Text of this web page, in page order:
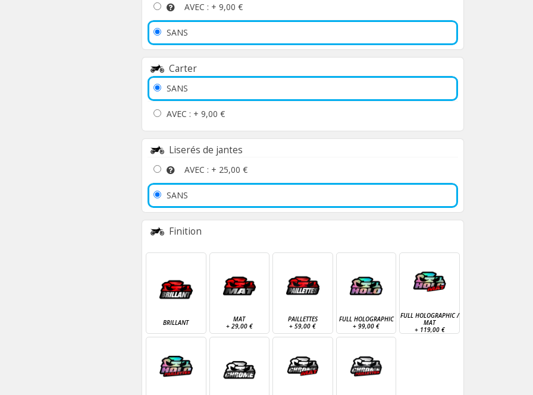
AVEC : + 9,00 €
SANS
Carter
SANS
AVEC : + 9,00 €
Liserés de jantes
AVEC : + 25,00 €
SANS
Finition
BRILLANT
MAT
+ 29,00 €
PAILLETTES
+59,00 €
FULL HOLOGRAPHIC
+99,00 €
FULL HOLOGRAPHIC /
MAT
+ 119,00 €